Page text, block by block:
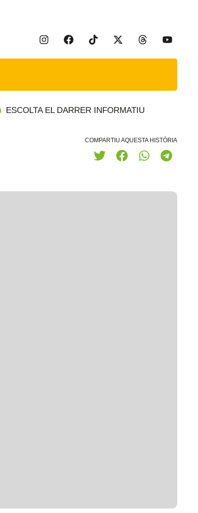
ESCOLTA EL DARRER INFORMATIU
COMPARTIU AQUESTA HISTÒRIA